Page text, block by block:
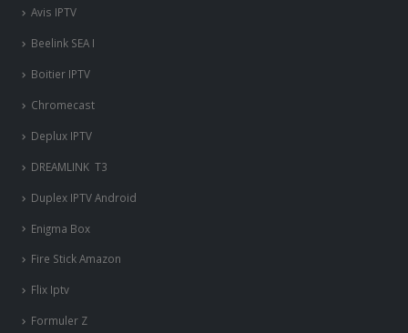
Avis IPTV
Beelink SEA I
Boitier IPTV
Chromecast
Deplux IPTV
DREAMLINK T3
Duplex IPTV Android
Enigma Box
Fire Stick Amazon
Flix Iptv
Formuler Z